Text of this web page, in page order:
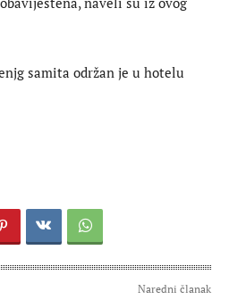
samita održan je u hotelu
Naredni članak